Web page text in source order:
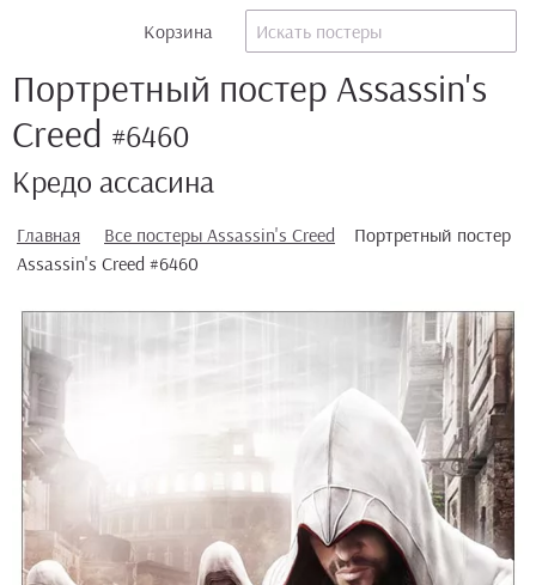
Корзина
Портретный постер Assassin's
Creed #6460
Кредо ассасина
Главная Все постеры Assassin's Creed
Портретный постер
Assassin's Creed #6460